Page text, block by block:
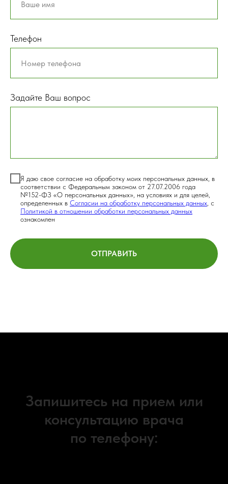
Телефон
Задайте Ваш вопрос
Я даю свое согласие на обработку моих персональных данных, в
соответствии с Федеральным законом от 27.07.2006 года
№152-ФЗ «О персональных данных», на условиях и для целей,
определенных в Согласии на обработку персональных данных , с
Политикой в отношении обработки персональных данных
ознакомлен
ОТПРАВИТЬ
Запишитесь на прием или
консультацию врача
по телефону: